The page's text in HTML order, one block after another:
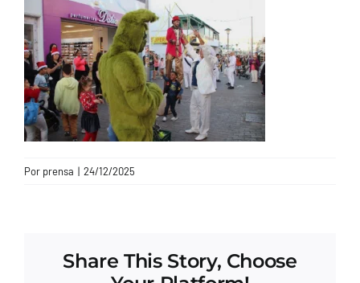
CONTACTO
Por prensa | 24/12/2025
Share This Story, Choose